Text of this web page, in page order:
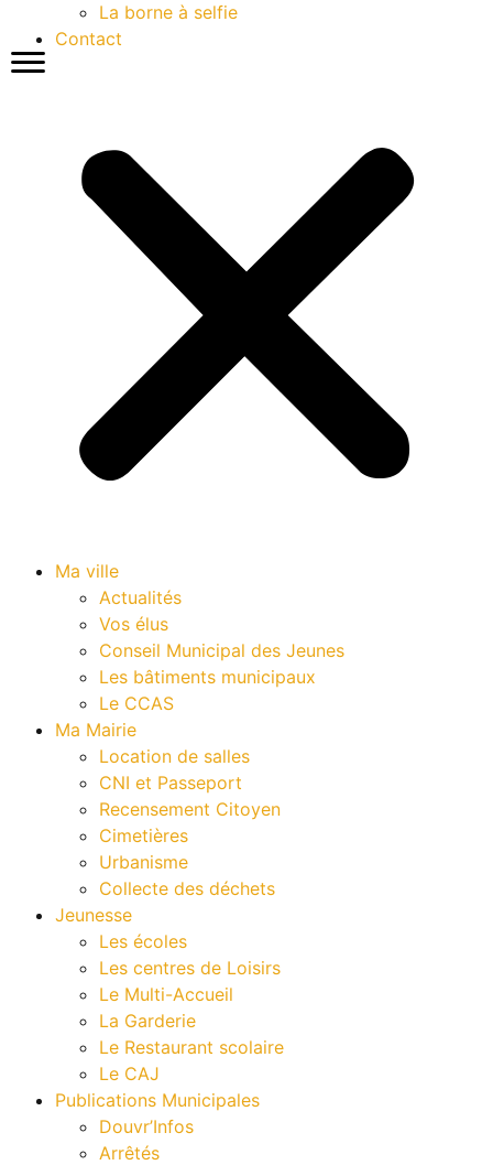
La borne à selfie
Contact
Ma ville
Actualités
Vos élus
Conseil Municipal des Jeunes
Les bâtiments municipaux
Le CCAS
Ma Mairie
Location de salles
CNI et Passeport
Recensement Citoyen
Cimetières
Urbanisme
Collecte des déchets
Jeunesse
Les écoles
Les centres de Loisirs
Le Multi-Accueil
La Garderie
Le Restaurant scolaire
Le CAJ
Publications Municipales
Douvr’Infos
Arrêtés